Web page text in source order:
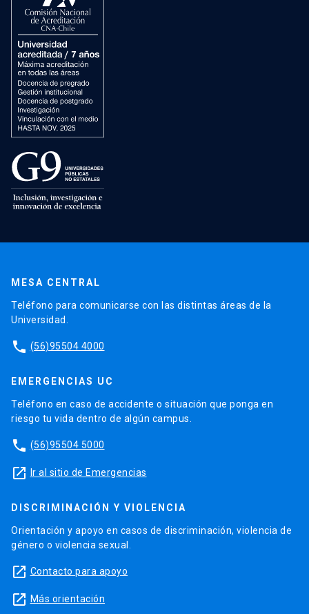
MESA CENTRAL
Teléfono para comunicarse con las distintas áreas de la
Universidad.
phone (56)95504 4000
EMERGENCIAS UC
Teléfono en caso de accidente o situación que ponga en
riesgo tu vida dentro de algún campus.
phone (56)95504 5000
launch Ir al sitio de Emergencias
DISCRIMINACIÓN Y VIOLENCIA
Orientación y apoyo en casos de discriminación, violencia de
género o violencia sexual.
launch Contacto para apoyo
launch Más orientación